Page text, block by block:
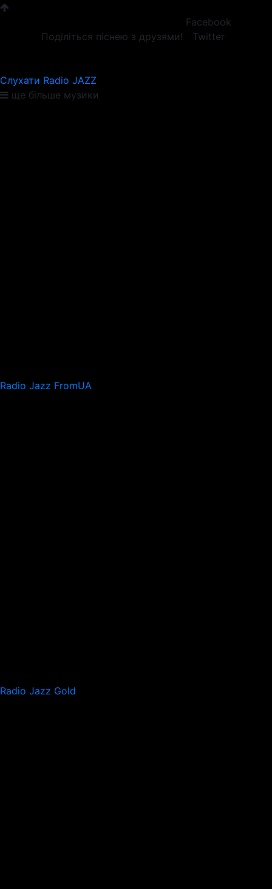
Поділіться піснею з друзями!
Facebook
Twitter
Слухати Radio JAZZ
ще більше музики
Radio Jazz FromUA
Radio Jazz Gold